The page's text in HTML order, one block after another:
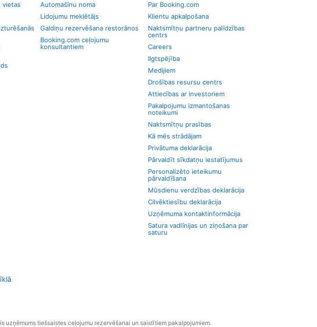
vietas
Automašīnu noma
Lidojumu meklētājs
Galdiņu rezervēšana restorānos
Booking.com ceļojumu
konsultantiem
Par Booking.com
Klientu apkalpošana
Naktsmītņu partneru palīdzības
centrs
Careers
Ilgtspējība
Medijiem
Drošības resursu centrs
Attiecības ar investoriem
Pakalpojumu izmantošanas
noteikumi
Naktsmītņu prasības
Kā mēs strādājam
Privātuma deklarācija
Pārvaldīt sīkdatņu iestatījumus
Personalizēto ieteikumu
pārvaldīšana
Mūsdienu verdzības deklarācija
Cilvēktiesību deklarācija
Uzņēmuma kontaktinformācija
Satura vadlīnijas un ziņošana par
saturu
uzņēmums tiešsaistes ceļojumu rezervēšanai un saistītiem pakalpojumiem.